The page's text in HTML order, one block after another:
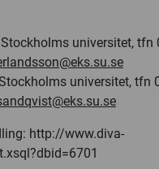
universitet, tfn
universitet, tfn
http://www.diva-